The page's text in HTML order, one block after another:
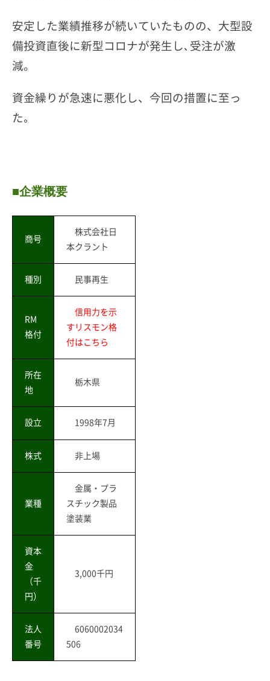
安定した業績推移が続いていたものの、大型設
備投資直後に新型コロナが発生し､受注が激
減。
資金繰りが急速に悪化し、今回の措置に至っ
た｡
■企業概要
商号
株式会社日
本クラント
種別 民事再生
RM
格付
信用力を示
すリスモン格
付はこちら
所在
地
栃木県
設立 1998年7月
株式 非上場
業種
金属・プラ
スチック製品
塗装業
資本
金
（千
円）
3,000千円
法人
番号
6060002034
506